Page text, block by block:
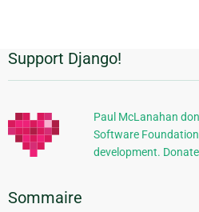
Informations
Support Django!
Paul McLanahan
Software
development.
Sommaire